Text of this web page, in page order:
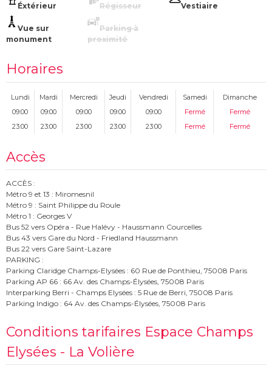
Éxtérieur Régisseur Vestiaire
Vue sur
monument
Parking à
proximité
Horaires
Lundi Mardi Mercredi Jeudi Vendredi Samedi
Dimanche
09:00
09:00 09:00 09:00 09:00 Fermé
Fermé
23:00
23:00 23:00 23:00 23:00 Fermé Fermé
Accès
ACCÈS :
Métro 9 et 13 : Miromesnil
Métro 9 : Saint Philippe du Roule
Métro 1 : Georges V
Bus 52 vers Opéra - Rue Halévy - Haussmann Courcelles
Bus 43 vers Gare du Nord - Friedland Haussmann
Bus 22 vers Gare Saint-Lazare
PARKING :
Parking Claridge Champs-Elysées : 60 Rue de Ponthieu, 75008 Paris
Parking AP 66 : 66 Av. des Champs-Élysées, 75008 Paris
Interparking Berri - Champs Elysées : 5 Rue de Berri, 75008 Paris
Parking Indigo : 64 Av. des Champs-Élysées, 75008 Paris
Conditions tarifaires Espace Champs
Elysées - La Volière